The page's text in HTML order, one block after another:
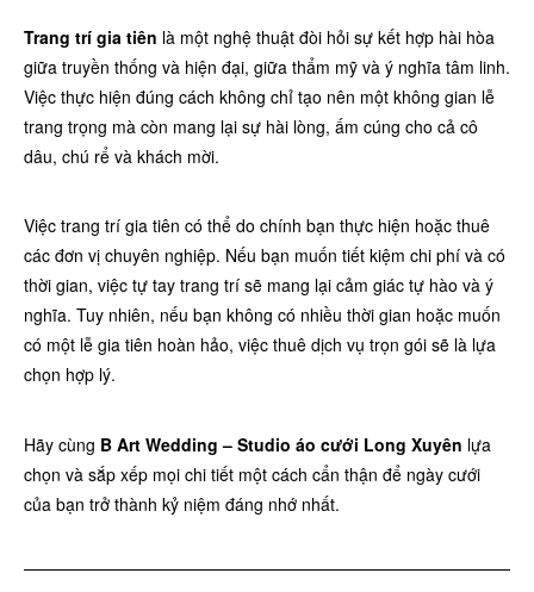
Trang trí gia tiên là một nghệ thuật đòi hỏi sự kết hợp hài hòa
giữa truyền thống và hiện đại, giữa thẩm mỹ và ý nghĩa tâm linh.
Việc thực hiện đúng cách không chỉ tạo nên một không gian lễ
trang trọng mà còn mang lại sự hài lòng, ấm cúng cho cả cô
dâu, chú rể và khách mời.
Việc trang trí gia tiên có thể do chính bạn thực hiện hoặc thuê
các đơn vị chuyên nghiệp. Nếu bạn muốn tiết kiệm chi phí và có
thời gian, việc tự tay trang trí sẽ mang lại cảm giác tự hào và ý
nghĩa. Tuy nhiên, nếu bạn không có nhiều thời gian hoặc muốn
có một lễ gia tiên hoàn hảo, việc thuê dịch vụ trọn gói sẽ là lựa
chọn hợp lý.
Hãy cùng B Art Wedding – Studio áo cưới Long Xuyên lựa
chọn và sắp xếp mọi chi tiết một cách cẩn thận để ngày cưới
của bạn trở thành kỷ niệm đáng nhớ nhất.